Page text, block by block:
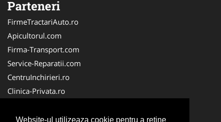
Website-ul utilizeaza cookie pentru a reţine
Parteneri
FirmeTractariAuto.ro
Apicultorul.com
Firma-Transport.com
Service-Reparatii.com
CentruInchirieri.ro
Clinica-Privata.ro
Servicii-DDD.com